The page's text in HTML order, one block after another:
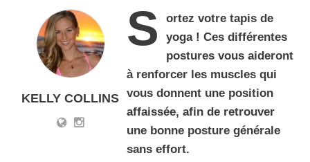
KELLY COLLINS
S
ortez votre tapis de
yoga ! Ces différentes
postures vous aideront
à renforcer les muscles qui
vous donnent une position
affaissée, afin de retrouver
une bonne posture générale
sans effort.